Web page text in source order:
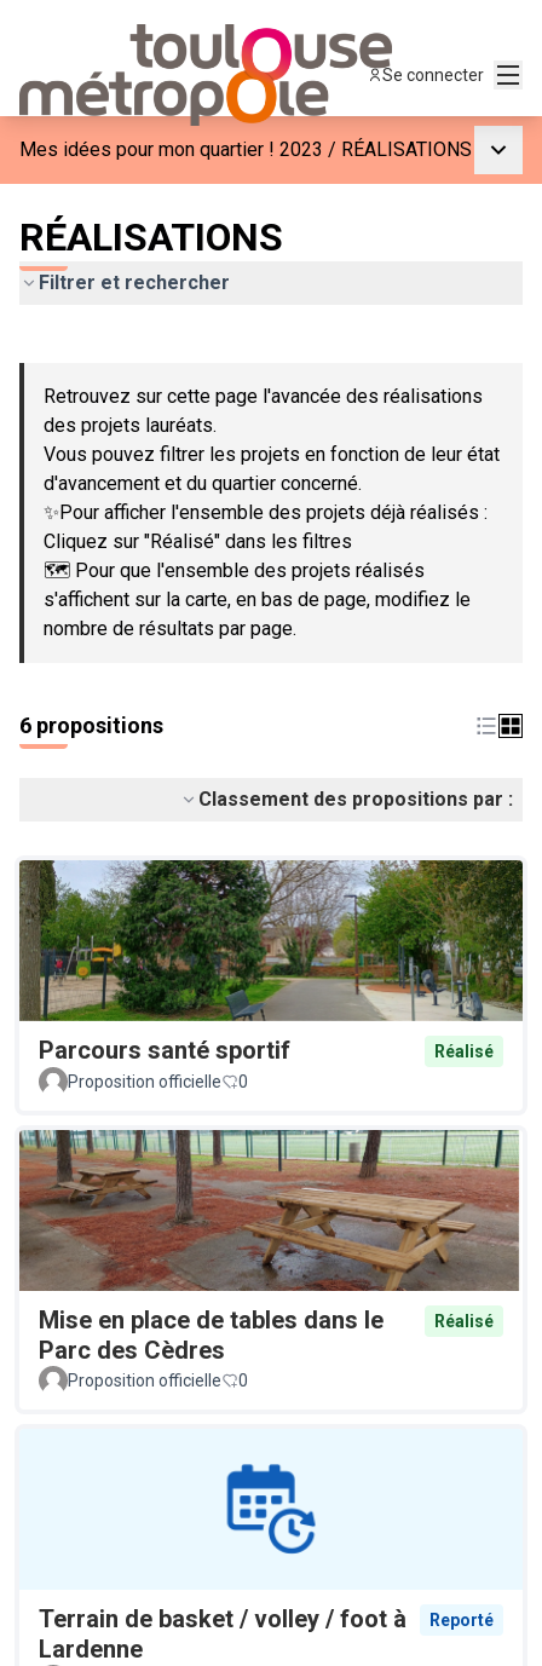
Se connecter
Mes idées pour mon quartier ! 2023 / RÉALISATIONS
RÉALISATIONS
Filtrer et rechercher
−
Retrouvez sur cette page l'avancée des réalisations
des projets lauréats.
Vous pouvez filtrer les projets en fonction de leur état
d'avancement et du quartier concerné.
✨Pour afficher l'ensemble des projets déjà réalisés :
Cliquez sur "Réalisé" dans les filtres
🗺️ Pour que l'ensemble des projets réalisés
s'affichent sur la carte, en bas de page, modifiez le
nombre de résultats par page.
6 propositions
Classement des propositions par :
Parcours santé sportif
Réalisé
Proposition officielle
0
Mise en place de tables dans le
Parc des Cèdres
Réalisé
Proposition officielle 0
Terrain de basket / volley / foot à
Lardenne
Reporté